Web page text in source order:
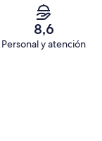
8,6
Personal y atención